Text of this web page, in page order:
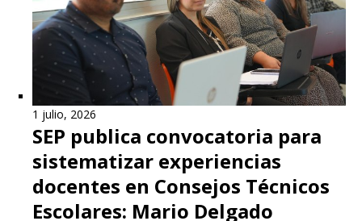
1 julio, 2026
SEP publica convocatoria para
sistematizar experiencias
docentes en Consejos Técnicos
Escolares: Mario Delgado